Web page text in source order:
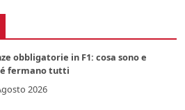
obbligatorie in F1: cosa sono e
fermano tutti
2026